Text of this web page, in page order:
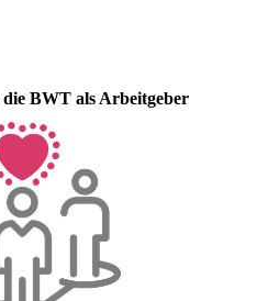
BWT als Arbeitgeber